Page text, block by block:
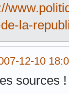
la-
12-10
sources !